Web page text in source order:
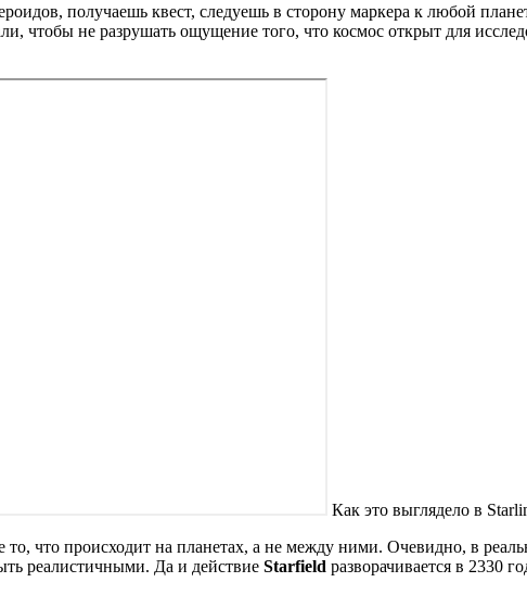
получаешь квест, следуешь в сторону маркера к любой
не разрушать ощущение того, что космос открыт для
Как это выглядело в
что происходит на планетах, а не между ними. Очевидно, в
реалистичными. Да и действие Starfield разворачивается в 2330